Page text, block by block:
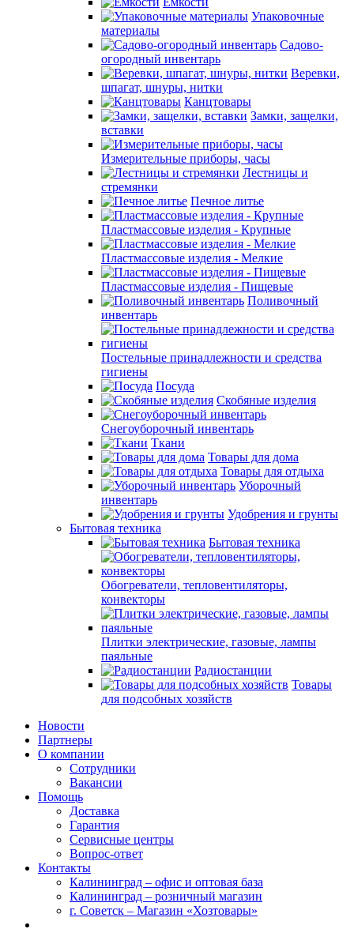
Упаковочные
материалы
Садово-
огородный инвентарь
Веревки,
шпагат, шнуры, нитки
Канцтовары
Замки, защелки,
вставки
Измерительные приборы, часы
Лестницы и
стремянки
Печное литье
Пластмассовые изделия - Крупные
Пластмассовые изделия - Мелкие
Пластмассовые изделия - Пищевые
Поливочный
инвентарь
Постельные принадлежности и средства
гигиены
Посуда
Скобяные изделия
Снегоуборочный инвентарь
Ткани
Товары для дома
Товары для отдыха
Уборочный
инвентарь
Удобрения и грунты
Бытовая техника
Бытовая техника
Обогреватели, тепловентиляторы,
конвекторы
Плитки электрические, газовые, лампы
паяльные
Радиостанции
Товары
для подсобных хозяйств
Новости
Партнеры
О компании
Сотрудники
Вакансии
Помощь
Доставка
Гарантия
Сервисные центры
Вопрос-ответ
Контакты
Калининград – офис и оптовая база
Калининград – розничный магазин
г. Советск – Магазин «Хозтовары»